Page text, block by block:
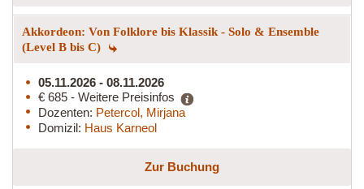
Akkordeon: Von Folklore bis Klassik - Solo & Ensemble
(Level B bis C)
05.11.2026 - 08.11.2026
€ 685 - Weitere Preisinfos
Dozenten: Petercol, Mirjana
Domizil: Haus Karneol
Zur Buchung